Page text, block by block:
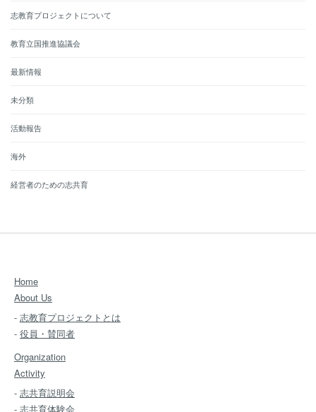
志教育プロジェクトについて
教育立国推進協議会
最新情報
未分類
活動報告
海外
経営者のための志共育
Home
About Us
- 志教育プロジェクトとは
- 役員・賛同者
Organization
Activity
- 志共育説明会
- 志共育体験会